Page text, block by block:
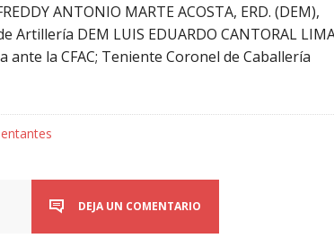
ANTONIO MARTE ACOSTA, ERD. (DEM),
Artillería DEM LUIS EDUARDO CANTORAL
la CFAC; Teniente Coronel de Caballería
DEJA UN COMENTARIO